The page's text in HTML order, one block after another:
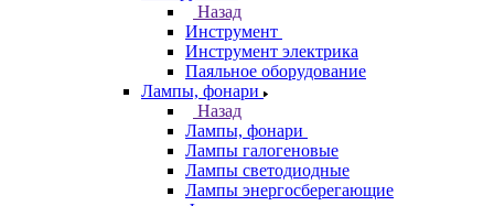
Назад
Инструмент
Инструмент электрика
Паяльное оборудование
Лампы, фонари
Назад
Лампы, фонари
Лампы галогеновые
Лампы светодиодные
Лампы энергосберегающие